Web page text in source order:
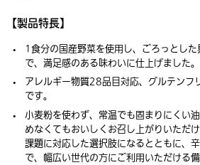
【製品特長】
1食分の国産野菜を使用し、ごろっとし
で、満足感のある味わいに仕上げました。
アレルギー物質28品目対応、グルテンフ
です。
小麦粉を使わず、常温でも固まりにくい
めなくてもおいしくお召し上がりいただ
課題に対応した選択肢になるとともに、
で、幅広い世代の方にご利用いただける